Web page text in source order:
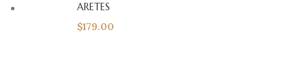
ARETES
$179.00